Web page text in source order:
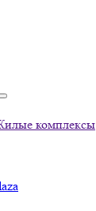
комплексы